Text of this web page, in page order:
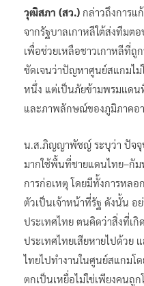
วุฒิสภา (สว.) กล่าวถึงการแ
จากรัฐบาลเกาหลีใต้ส่งทีม
เพื่อช่วยเหลือชาวเกาหลีที่
ชัดเจนว่าปัญหาศูนย์สแกมไม่
หนึ่ง แต่เป็นภัยข้ามพรมแดน
และภาพลักษณ์ของภูมิภาคอา
น.ส.ภิญญาพัชญ์ ระบุว่า ปัจจุ
มากใช้พื้นที่ชายแดนไทย–กัม
การก่อเหตุ โดยมีทั้งการหล
ตัวเป็นเจ้าหน้าที่รัฐ ดังนั้น อ
ประเทศไทย ตนคิดว่าสิ่งที่เ
ประเทศไทยเสียหายไปด้วย
ไทยไปทำงานในศูนย์สแกมโ
ตกเป็นเหยื่อไม่ใช่เพียงคนถู